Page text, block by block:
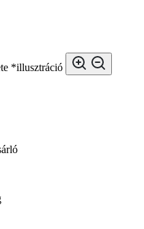
*illusztráció